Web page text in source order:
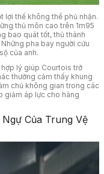
lợi thế không thể phủ nhận.
thủ môn cao trên 1m95
bao quát tốt, thủ thành
pha bay người cứu
của anh.
lý giúp Courtois trở
thường cảm thấy khung
chủ không gian trong các
giảm áp lực cho hàng
Của Trung Vệ